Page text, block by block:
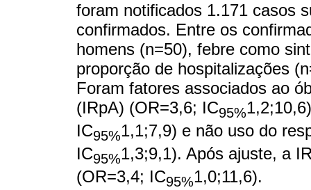
foram notificados 1.171 casos
confirmados. Entre os
homens (n=50), febre como
proporção de hospitalizações
Foram fatores associados ao
(IRpA) (OR=3,6; IC95%
IC95%1,1;7,9) e não uso do
IC95%1,3;9,1). Após ajuste, a
(OR=3,4; IC95%1,0;11,6).